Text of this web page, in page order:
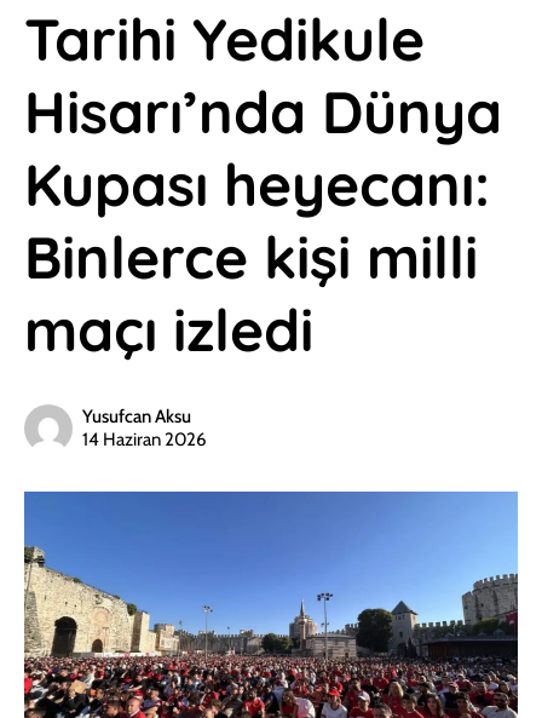
Tarihi Yedikule
Hisarı’nda Dünya
Kupası heyecanı:
Binlerce kişi milli
maçı izledi
Yusufcan Aksu
14 Haziran 2026